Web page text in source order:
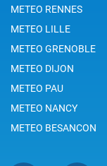
METEO RENNES
METEO LILLE
METEO GRENOBLE
METEO DIJON
METEO PAU
METEO NANCY
METEO BESANCON